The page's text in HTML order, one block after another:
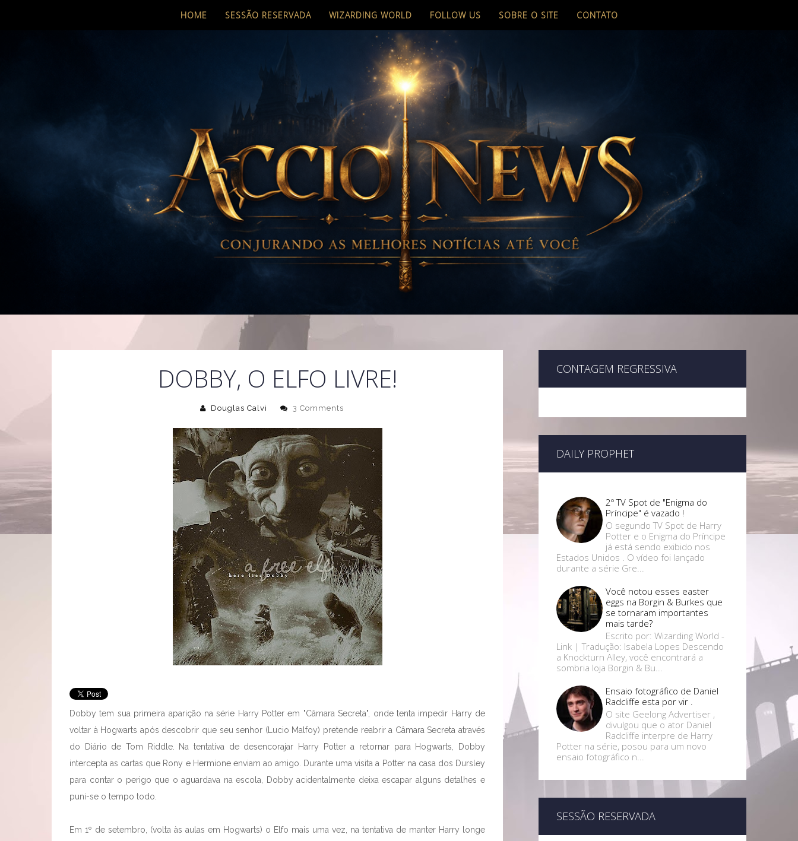
HOME SESSÃO RESERVADA WIZARDING WORLD FOLLOW US SOBRE O SITE CONTATO
DOBBY, O ELFO LIVRE!
Douglas Calvi 3 Comments
Dobby tem sua primeira aparição na série Harry Potter em "Câmara Secreta", onde tenta impedir Harry de
voltar à Hogwarts após descobrir que seu senhor (Lucio Malfoy) pretende reabrir a Câmara Secreta através
do Diário de Tom Riddle. Na tentativa de desencorajar Harry Potter a retornar para Hogwarts, Dobby
intercepta as cartas que Rony e Hermione enviam ao amigo. Durante uma visita a Potter na casa dos Dursley
para contar o perigo que o aguardava na escola, Dobby acidentalmente deixa escapar alguns detalhes e
puni-se o tempo todo.
Em 1º de setembro, (volta às aulas em Hogwarts) o Elfo mais uma vez, na tentativa de manter Harry longe
CONTAGEM REGRESSIVA
DAILY PROPHET
2º TV Spot de "Enigma do
Príncipe" é vazado !
O segundo TV Spot de Harry
Potter e o Enigma do Príncipe
já está sendo exibido nos
Estados Unidos . O vídeo foi lançado
durante a série Gre...
Você notou esses easter
eggs na Borgin & Burkes que
se tornaram importantes
mais tarde?
Escrito por: Wizarding World -
Link | Tradução: Isabela Lopes Descendo
a Knockturn Alley, você encontrará a
sombria loja Borgin & Bu...
Ensaio fotográfico de Daniel
Radcliffe esta por vir .
O site Geelong Advertiser ,
divulgou que o ator Daniel
Radcliffe interpre de Harry
Potter na série, posou para um novo
ensaio fotográfico n...
SESSÃO RESERVADA